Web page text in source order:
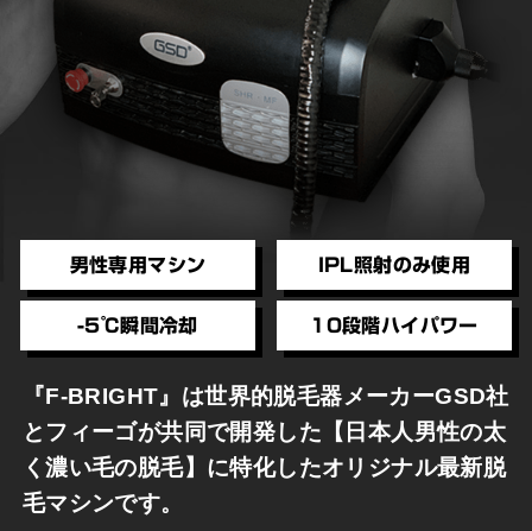
男性専用マシン IPL照射のみ使用
-5℃瞬間冷却 10段階ハイパワー
『F-BRIGHT』は世界的脱毛器メーカーGSD社
とフィーゴが共同で開発した【日本人男性の太
く濃い毛の脱毛】に特化したオリジナル最新脱
毛マシンです。